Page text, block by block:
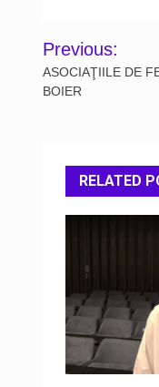
Post
Previous:
ASOCIAŢIILE DE
BOIER
RELATED